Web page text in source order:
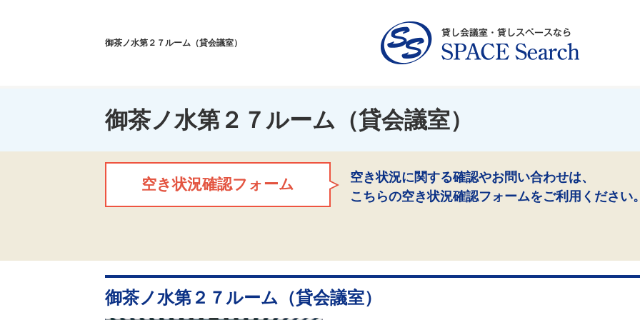
御茶ノ水第２７ルーム（貸会議室）
御茶ノ水第２７ルーム（貸会議室）
空き状況確認フォーム
空き状況に関する確認やお問い合わせは、
こちらの空き状況確認フォームをご利用ください
御茶ノ水第２７ルーム（貸会議室）